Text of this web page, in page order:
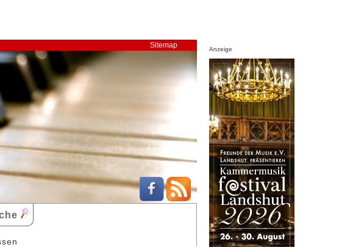
Sitemap Anzeige